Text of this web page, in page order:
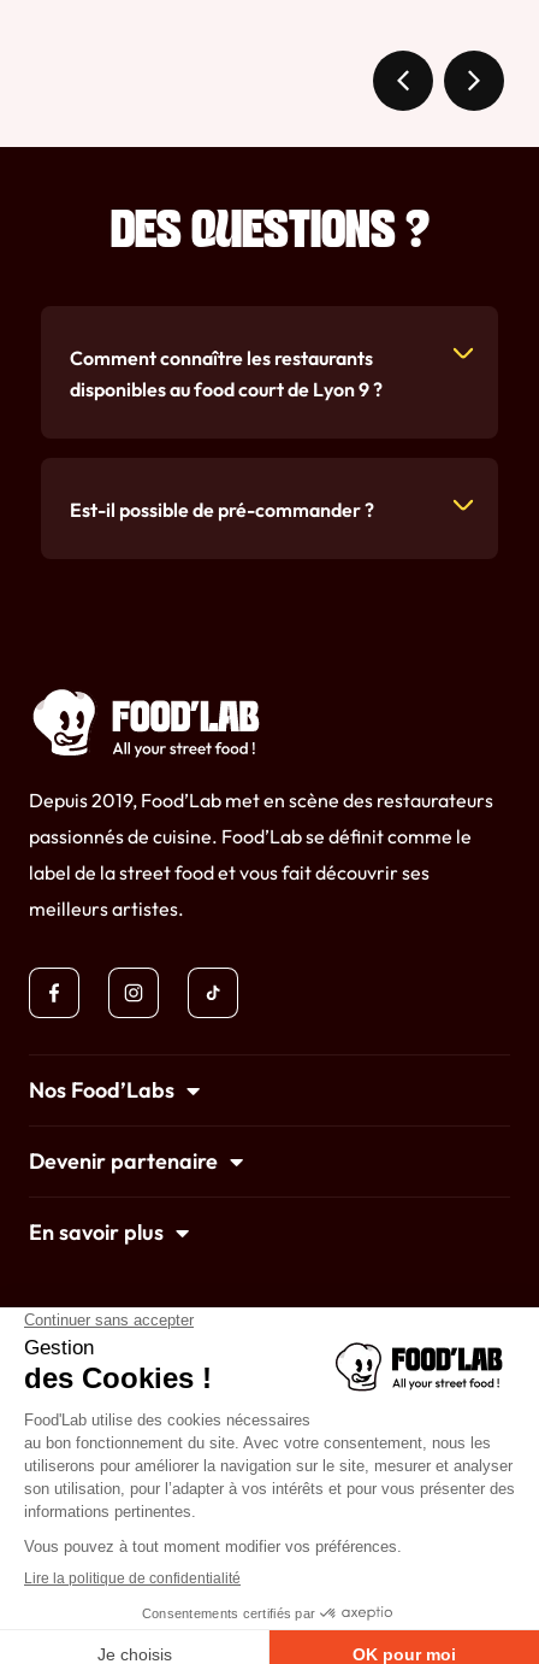
DES QUESTIONS ?
Comment connaître les restaurants
disponibles au food court de Lyon 9 ?
Est-il possible de pré-commander ?
Depuis 2019, Food’Lab met en scène des restaurateurs
passionnés de cuisine. Food’Lab se définit comme le
label de la street food et vous fait découvrir ses
meilleurs artistes.
© 2022 foodlab • Designed by twobirds & 7h47
Nos Food’Labs
Devenir partenaire
En savoir plus
Accueil
Mentions légales